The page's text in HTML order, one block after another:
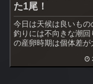
た1尾！
今日は天候は良いもの
釣りには不向きな潮回
の産卵時期は個体差が
旬の早めに産卵した